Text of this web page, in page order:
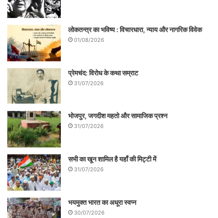
माँग रही थी! इज़्ज़त तो मेरी है न? इसलिए कहा जाता
है माँगने से इज़्ज़त नहीं मिलती। इसलिए अपना मान-
सम्मान, अस्मिता या अस्तित्व के लिए उसे ख़ुद ही
संघर्ष करना होगा, इसके लिए जरूरी है वो किसी पर
निर्भर न रहे।
लोकतन्त्र का भविष्य : विचारधारा, न्याय और नागरिक विवेक
01/08/2026
प्रेमचंद: विरोध के कथा सम्राट
31/07/2026
भोजपुर, जगदीश महतो और सामाजिक प्रश्न
31/07/2026
सभी का खून शामिल है यहाँ की मिट्टी में
31/07/2026
भयमुक्त भारत का अधूरा स्वप्न
30/07/2026